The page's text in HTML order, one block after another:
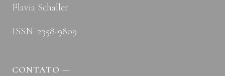
Flavia Schaller
ISSN: 2358-9809
CONTATO —